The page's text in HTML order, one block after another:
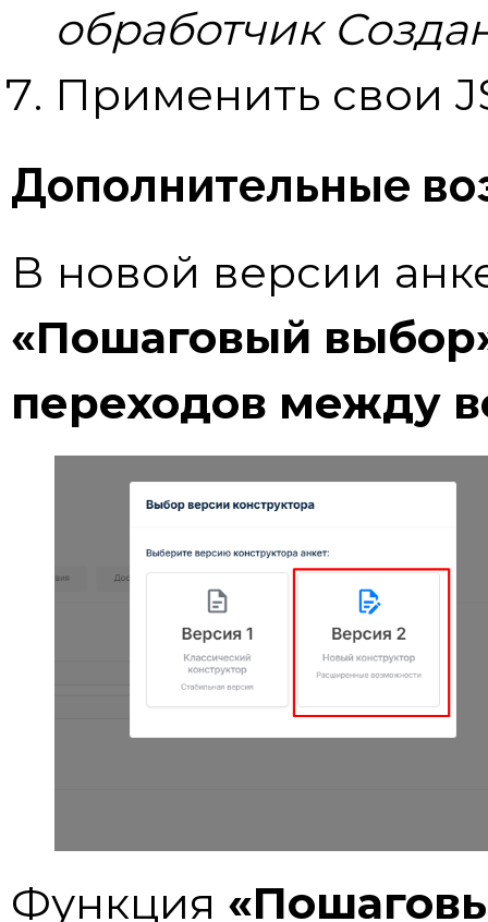
обработчик
Применить свои
Дополнительные
В новой версии
«Пошаговый
переходов между
Функция